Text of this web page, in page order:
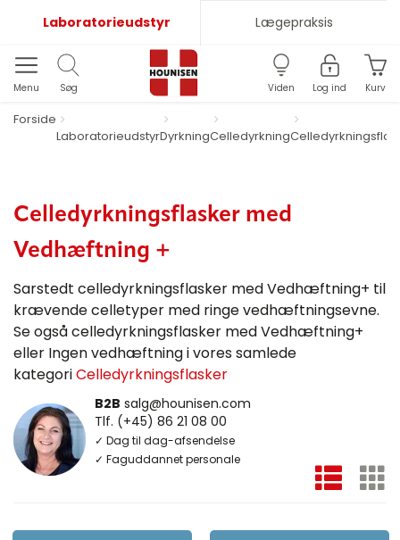
Laboratorieudstyr Lægepraksis
Menu Søg Viden Log ind Kurv
Forside
LaboratorieudstyrDyrkningCelledyrkning
Celledyrkningsflasker med
Vedhæftning +
Sarstedt celledyrkningsflasker med Vedhæftning+ til
krævende celletyper med ringe vedhæftningsevne.
Se også celledyrkningsflasker med Vedhæftning+
eller Ingen vedhæftning i vores samlede
kategoriCelledyrkningsflasker
B2B salg@hounisen.com
Tlf. (+45) 86 21 08 00
✓ Dag til dag-afsendelse
✓ Faguddannet personale